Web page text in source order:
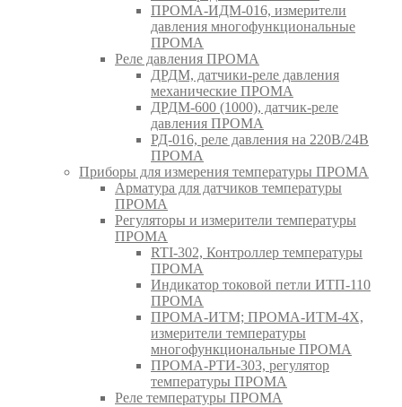
ПРОМА-ИДМ-016, измерители
давления многофункциональные
ПРОМА
Реле давления ПРОМА
ДРДМ, датчики-реле давления
механические ПРОМА
ДРДМ-600 (1000), датчик-реле
давления ПРОМА
РД-016, реле давления на 220В/24В
ПРОМА
Приборы для измерения температуры ПРОМА
Арматура для датчиков температуры
ПРОМА
Регуляторы и измерители температуры
ПРОМА
RTI-302, Контроллер температуры
ПРОМА
Индикатор токовой петли ИТП-110
ПРОМА
ПРОМА-ИТМ; ПРОМА-ИТМ-4Х,
измерители температуры
многофункциональные ПРОМА
ПРОМА-РТИ-303, регулятор
температуры ПРОМА
Реле температуры ПРОМА